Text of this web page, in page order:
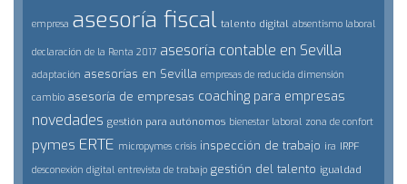
empresa asesoría fiscal talento digital absentismo laboral
declaración de la Renta 2017 asesoría contable en Sevilla
adaptación asesorías en Sevilla empresas de reducida dimensión
cambio asesoría de empresas coaching para empresas
novedades gestión para autónomos bienestar laboral zona de confort
pymes ERTE micropymes crisis inspección de trabajo ira IRPF
desconexión digital entrevista de trabajo gestión del talento igualdad